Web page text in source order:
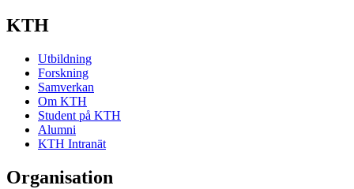
KTH
Utbildning
Forskning
Samverkan
Om KTH
Student på KTH
Alumni
KTH Intranät
Organisation